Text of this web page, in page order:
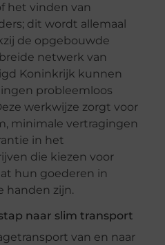
het vinden van
dit wordt allemaal
de opgebouwde
netwerk van
Koninkrijk kunnen
probleemloos
werkwijze zorgt voor
minimale vertragingen
in het
die kiezen voor
hun goederen in
handen zijn.
naar slim transport
van en naar